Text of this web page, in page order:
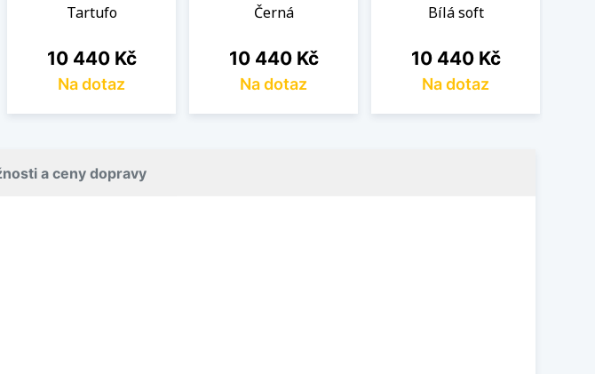
Tartufo
Cena
10 440 Kč
Na dotaz
Černá
Cena
10 440 Kč
Na dotaz
Bílá soft
Cena
10 440 Kč
Na dotaz
a ceny dopravy